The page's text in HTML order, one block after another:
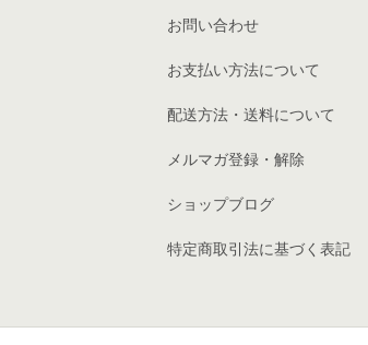
お問い合わせ
お支払い方法について
配送方法・送料について
メルマガ登録・解除
ショップブログ
特定商取引法に基づく表記